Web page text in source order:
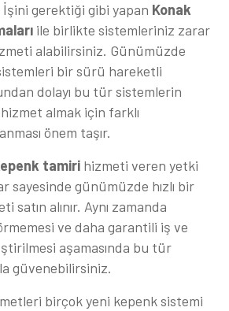
İşini gerektiği gibi yapan Konak
ile birlikte sistemleriniz zarar
alabilirsiniz. Günümüzde
bir sürü hareketli
dolayı bu tür sistemlerin
almak için farklı
önem taşır.
tamiri hizmeti veren yetki
sayesinde günümüzde hızlı bir
satın alınır. Aynı zamanda
ve daha garantili iş ve
aşamasında bu tür
güvenebilirsiniz.
birçok yeni kepenk sistemi